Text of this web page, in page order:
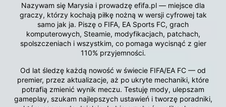
Nazywam się Marysia i prowadzę efifa.pl — miejsce dla
graczy, którzy kochają piłkę nożną w wersji cyfrowej tak
samo jak ja. Piszę o FIFA, EA Sports FC, grach
komputerowych, Steamie, modyfikacjach, patchach,
spolszczeniach i wszystkim, co pomaga wycisnąć z gier
110% przyjemności.
Od lat śledzę każdą nowość w świecie FIFA/EA FC — od
premier, przez aktualizacje, aż po ukryte mechaniki, które
potrafią zmienić wynik meczu. Testuję mody, ulepszam
gameplay, szukam najlepszych ustawień i tworzę poradniki,